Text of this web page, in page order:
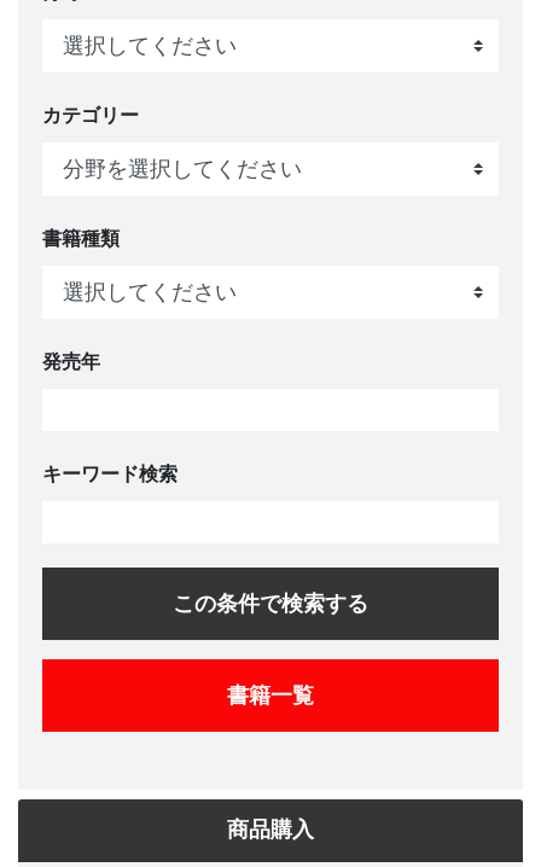
カテゴリー
書籍種類
発売年
キーワード検索
この条件で検索する
書籍一覧
商品購入